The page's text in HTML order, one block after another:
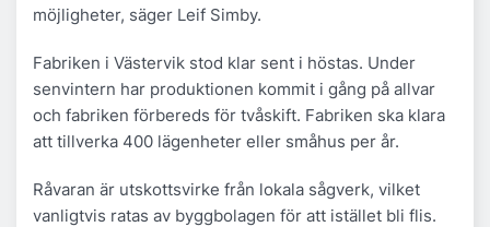
möjligheter, säger Leif Simby.
Fabriken i Västervik stod klar sent i höstas. Under
senvintern har produktionen kommit i gång på allvar
och fabriken förbereds för tvåskift. Fabriken ska klara
att tillverka 400 lägenheter eller småhus per år.
Råvaran är utskottsvirke från lokala sågverk, vilket
vanligtvis ratas av byggbolagen för att istället bli flis.